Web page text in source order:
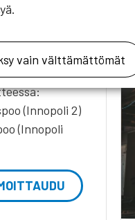
paikan päällä
(Innopoli 2)
(Innopoli
vain välttämättömät